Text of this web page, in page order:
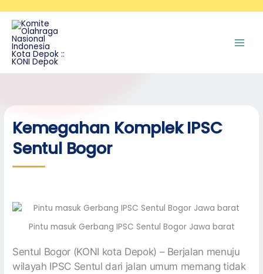
content
Kemegahan Komplek IPSC
Sentul Bogor
Pintu masuk Gerbang IPSC Sentul Bogor Jawa barat
Sentul Bogor (KONI kota Depok) – Berjalan menuju
wilayah IPSC Sentul dari jalan umum memang tidak
r
s
i
p